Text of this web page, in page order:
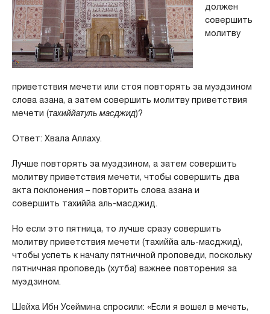
должен
совершить
молитву
приветствия мечети или стоя повторять за муэдзином
слова азана, а затем совершить молитву приветствия
мечети (тахиййатуль масджид)?
Ответ: Хвала Аллаху.
Лучше повторять за муэдзином, а затем совершить
молитву приветствия мечети, чтобы совершить два
акта поклонения – повторить слова азана и
совершить тахиййа аль-масджид.
Но если это пятница, то лучше сразу совершить
молитву приветствия мечети (тахиййа аль-масджид),
чтобы успеть к началу пятничной проповеди, поскольку
пятничная проповедь (хутба) важнее повторения за
муэдзином.
Шейха Ибн Усеймина спросили: «Если я вошел в мечеть,